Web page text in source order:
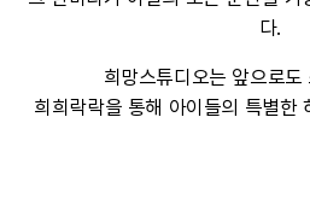
다.
희망스튜디오는 앞으로도
희희락락을 통해 아이들의 특별한